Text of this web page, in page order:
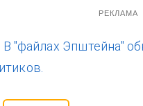
РЕКЛАМА
В "файлах Эпштейна"